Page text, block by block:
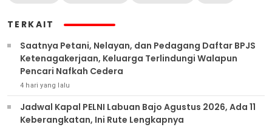
TERKAIT
Saatnya Petani, Nelayan, dan Pedagang Daftar BPJS
Ketenagakerjaan, Keluarga Terlindungi Walapun
Pencari Nafkah Cedera
4 hari yang lalu
Jadwal Kapal PELNI Labuan Bajo Agustus 2026, Ada 11
Keberangkatan, Ini Rute Lengkapnya